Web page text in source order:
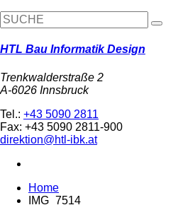
HTL Bau Informatik Design
Trenkwalderstraße 2
A-6026 Innsbruck
Tel.: +43 5090 2811
Fax: +43 5090 2811-900
direktion@htl-ibk.at
Home
IMG_7514